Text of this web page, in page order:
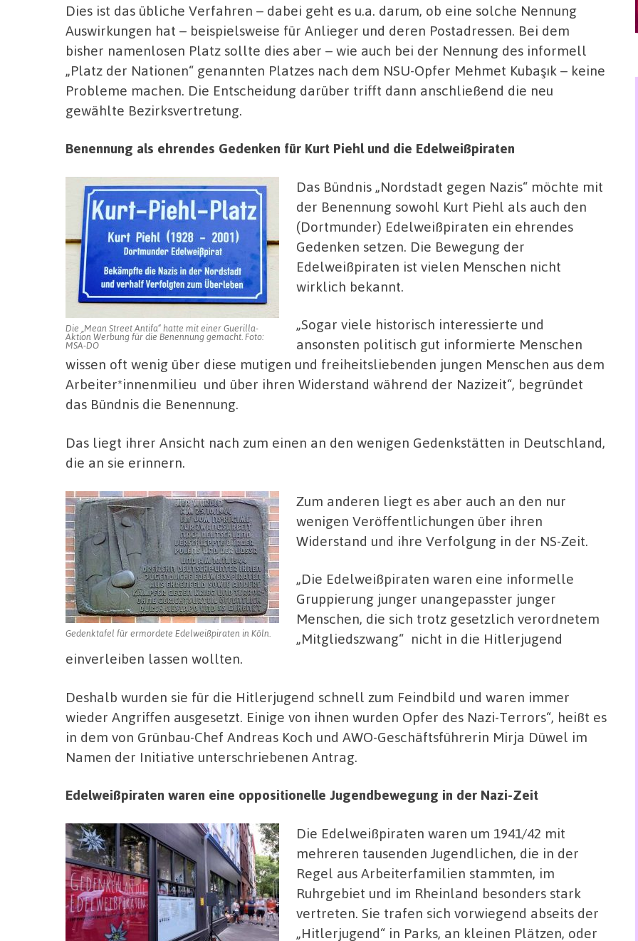
Dies ist das übliche Verfahren – dabei geht es u.a. darum, ob eine solche Nennung
Auswirkungen hat – beispielsweise für Anlieger und deren Postadressen. Bei dem
bisher namenlosen Platz sollte dies aber – wie auch bei der Nennung des informell
„Platz der Nationen“ genannten Platzes nach dem NSU-Opfer Mehmet Kubaşık – keine
Probleme machen. Die Entscheidung darüber trifft dann anschließend die neu
gewählte Bezirksvertretung.
Benennung als ehrendes Gedenken für Kurt Piehl und die Edelweißpiraten
Die „Mean Street Antifa“ hatte mit einer Guerilla-
Aktion Werbung für die Benennung gemacht. Foto:
MSA-DO
Das Bündnis „Nordstadt gegen Nazis“ möchte mit
der Benennung sowohl Kurt Piehl als auch den
(Dortmunder) Edelweißpiraten ein ehrendes
Gedenken setzen. Die Bewegung der
Edelweißpiraten ist vielen Menschen nicht
wirklich bekannt.
„Sogar viele historisch interessierte und
ansonsten politisch gut informierte Menschen
wissen oft wenig über diese mutigen und freiheitsliebenden jungen Menschen aus dem
Arbeiter*innenmilieu und über ihren Widerstand während der Nazizeit“, begründet
das Bündnis die Benennung.
Das liegt ihrer Ansicht nach zum einen an den wenigen Gedenkstätten in Deutschland,
die an sie erinnern.
Gedenktafel für ermordete Edelweißpiraten in Köln.
Zum anderen liegt es aber auch an den nur
wenigen Veröffentlichungen über ihren
Widerstand und ihre Verfolgung in der NS-Zeit.
„Die Edelweißpiraten waren eine informelle
Gruppierung junger unangepasster junger
Menschen, die sich trotz gesetzlich verordnetem
„Mitgliedszwang“ nicht in die Hitlerjugend
einverleiben lassen wollten.
Deshalb wurden sie für die Hitlerjugend schnell zum Feindbild und waren immer
wieder Angriffen ausgesetzt. Einige von ihnen wurden Opfer des Nazi-Terrors“, heißt es
in dem von Grünbau-Chef Andreas Koch und AWO-Geschäftsführerin Mirja Düwel im
Namen der Initiative unterschriebenen Antrag.
Edelweißpiraten waren eine oppositionelle Jugendbewegung in der Nazi-Zeit
Die Edelweißpiraten waren um 1941/42 mit
mehreren tausenden Jugendlichen, die in der
Regel aus Arbeiterfamilien stammten, im
Ruhrgebiet und im Rheinland besonders stark
vertreten. Sie trafen sich vorwiegend abseits der
„Hitlerjugend“ in Parks, an kleinen Plätzen, oder